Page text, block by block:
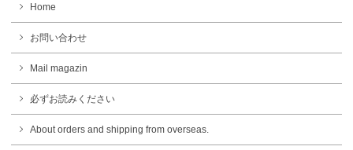
Home
お問い合わせ
Mail magazin
必ずお読みください
About orders and shipping from overseas.